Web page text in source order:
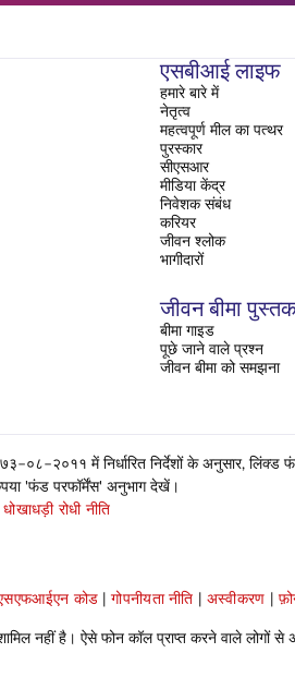
एसबीआई लाइफ
हमारे बारे में
नेतृत्व
महत्वपूर्ण मील का पत्थर
पुरस्कार
सीएसआर
मीडिया केंद्र
निवेशक संबंध
करियर
जीवन श्लोक
भागीदारों
जीवन बीमा
बीमा गाइड
पूछे जाने वाले प्रश्न
जीवन बीमा को समझना
में निर्धारित निर्देशों के अनुसार, लिंक्ड
'फंड परफॉर्मेंस' अनुभाग देखें।
धोखाधड़ी रोधी नीति
कोड |गोपनीयता नीति अस्वीकरण
नहीं है। ऐसे फोन कॉल प्राप्त करने वाले